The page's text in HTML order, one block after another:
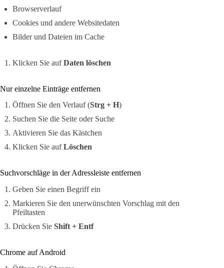
Browserverlauf
Cookies und andere Websitedaten
Bilder und Dateien im Cache
Klicken Sie aufDaten löschen
Nur einzelne Einträge entfernen
Öffnen Sie den Verlauf (Strg + H)
Suchen Sie die Seite oder Suche
Aktivieren Sie das Kästchen
Klicken Sie aufLöschen
Suchvorschläge in der Adressleiste entfernen
Geben Sie einen Begriff ein
Markieren Sie den unerwünschten Vorschlag mit den
Pfeiltasten
Drücken Sie Shift + Entf
Chrome auf Android